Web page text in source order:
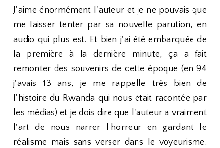
J'aime énormément l'auteur et je ne pouvais que
me laisser tenter par sa nouvelle parution, en
audio qui plus est. Et bien j'ai été embarquée de
la première à la dernière minute, ça a fait
remonter des souvenirs de cette époque (en 94
j'avais 13 ans, je me rappelle très bien de
l'histoire du Rwanda qui nous était racontée par
les médias) et je dois dire que l'auteur a vraiment
l'art de nous narrer l'horreur en gardant le
réalisme mais sans verser dans le voyeurisme.